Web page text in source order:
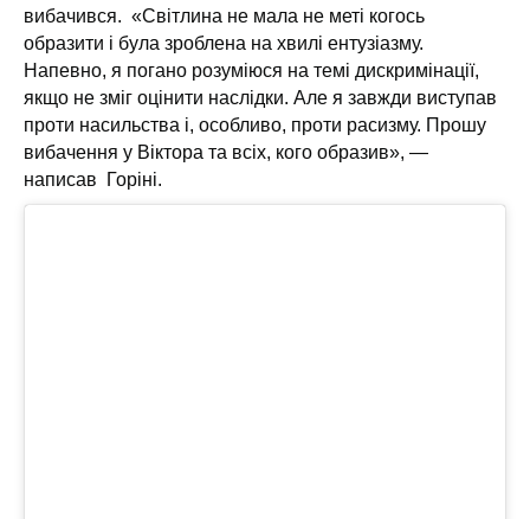
вибачився. «Світлина не мала не меті когось
образити і була зроблена на хвилі ентузіазму.
Напевно, я погано розуміюся на темі дискримінації,
якщо не зміг оцінити наслідки. Але я завжди виступав
проти насильства і, особливо, проти расизму. Прошу
вибачення у Віктора та всіх, кого образив», —
написав Горіні.